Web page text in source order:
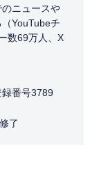
ニュースや
YouTubeチ
数69万人、X
番号3789
了